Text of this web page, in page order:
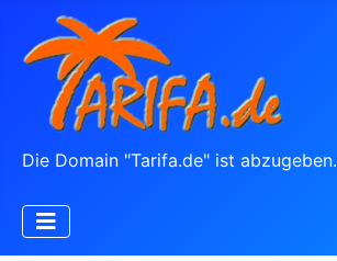
Die Domain "Tarifa.de" ist abzugeben.